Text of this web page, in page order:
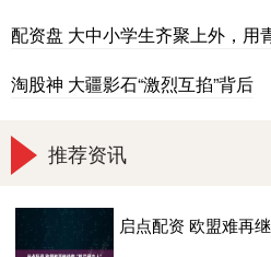
配资盘 大中小学生齐聚上外，用
淘股神 大疆影石“激烈互掐”背后
推荐资讯
启点配资 欧盟难再